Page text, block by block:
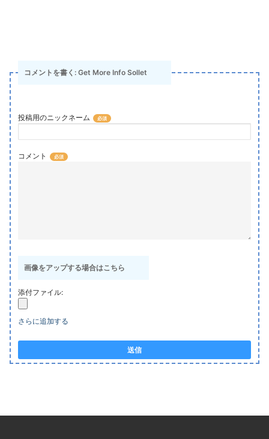
コメントを書く: Get More Info Sollet
投稿用のニックネーム
コメント
画像をアップする場合はこちら
添付ファイル:
さらに追加する
送信